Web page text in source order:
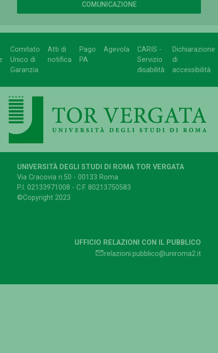
COMUNICAZIONE
Comitato
Unico di
Garanzia
Atti di
notifica
Pago
PA
Agevola
CARIS -
Servizio
disabilità
Dichiarazione
di
accessibilità
UNIVERSITÀ DEGLI STUDI DI ROMA TOR VERGATA
Via Cracovia n.50 - 00133 Roma
P.I. 02133971008 - C.F. 80213750583
©Copyright 2023
UFFICIO RELAZIONI CON IL PUBBLICO
relazioni.pubblico@uniroma2.it